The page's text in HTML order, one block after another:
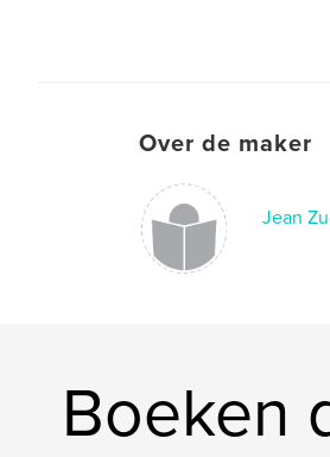
Over de maker
Jean
Boeken